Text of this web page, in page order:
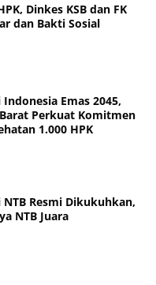
Dinkes KSB dan FK
dan Bakti Sosial
Emas 2045,
Perkuat Komitmen
1.000 HPK
Resmi Dikukuhkan,
NTB Juara